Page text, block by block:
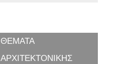
ΘΕΜΑΤΑ
ΑΡΧΙΤΕΚΤΟΝΙΚΗΣ